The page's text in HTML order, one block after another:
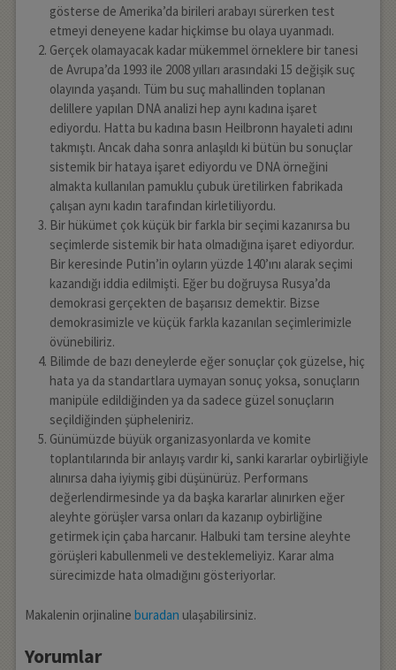
gösterse de Amerika’da birileri arabayı sürerken test
etmeyi deneyene kadar hiçkimse bu olaya uyanmadı.
Gerçek olamayacak kadar mükemmel örneklere bir tanesi
de Avrupa’da 1993 ile 2008 yılları arasındaki 15 değişik suç
olayında yaşandı. Tüm bu suç mahallinden toplanan
delillere yapılan DNA analizi hep aynı kadına işaret
ediyordu. Hatta bu kadına basın Heilbronn hayaleti adını
takmıştı. Ancak daha sonra anlaşıldı ki bütün bu sonuçlar
sistemik bir hataya işaret ediyordu ve DNA örneğini
almakta kullanılan pamuklu çubuk üretilirken fabrikada
çalışan aynı kadın tarafından kirletiliyordu.
Bir hükümet çok küçük bir farkla bir seçimi kazanırsa bu
seçimlerde sistemik bir hata olmadığına işaret ediyordur.
Bir keresinde Putin’in oyların yüzde 140’ını alarak seçimi
kazandığı iddia edilmişti. Eğer bu doğruysa Rusya’da
demokrasi gerçekten de başarısız demektir. Bizse
demokrasimizle ve küçük farkla kazanılan seçimlerimizle
övünebiliriz.
Bilimde de bazı deneylerde eğer sonuçlar çok güzelse, hiç
hata ya da standartlara uymayan sonuç yoksa, sonuçların
manipüle edildiğinden ya da sadece güzel sonuçların
seçildiğinden şüpheleniriz.
Günümüzde büyük organizasyonlarda ve komite
toplantılarında bir anlayış vardır ki, sanki kararlar oybirliğiyle
alınırsa daha iyiymiş gibi düşünürüz. Performans
değerlendirmesinde ya da başka kararlar alınırken eğer
aleyhte görüşler varsa onları da kazanıp oybirliğine
getirmek için çaba harcanır. Halbuki tam tersine aleyhte
görüşleri kabullenmeli ve desteklemeliyiz. Karar alma
sürecimizde hata olmadığını gösteriyorlar.
Makalenin orjinaline buradan ulaşabilirsiniz.
Yorumlar